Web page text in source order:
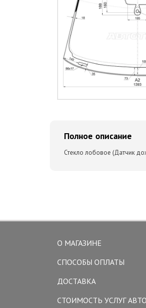
Полное описание
Стекло лобовое (Датчик
О МАГАЗИНЕ
СПОСОБЫ ОПЛАТЫ
ДОСТАВКА
СТОИМОСТЬ УСЛУГ